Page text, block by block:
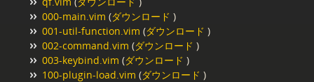
000-main.vim (ダウンロード )
001-util-function.vim (ダウンロード )
002-command.vim (ダウンロード )
003-keybind.vim (ダウンロード )
100-plugin-load.vim (ダウンロード )